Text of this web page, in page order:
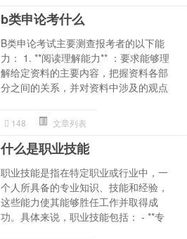
b类申论考什么
B类申论考试主要测查报考者的以下能
力： 1. **阅读理解能力** ：要求能够理
解给定资料的主要内容，把握资料各部
分之间的关系，并对资料中涉及的观点
148 文章列表
什么是职业技能
职业技能是指在特定职业或行业中，一
个人所具备的专业知识、技能和经验，
这些能力使其能够胜任工作并取得成
功。具体来说，职业技能包括： - **专